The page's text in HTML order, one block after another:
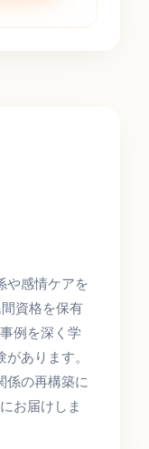
や感情ケアを
資格を保有
例を深く学
あります。
係の再構築に
お届けしま